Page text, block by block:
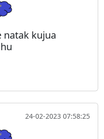
natak kujua
24-02-2023 07:58:25